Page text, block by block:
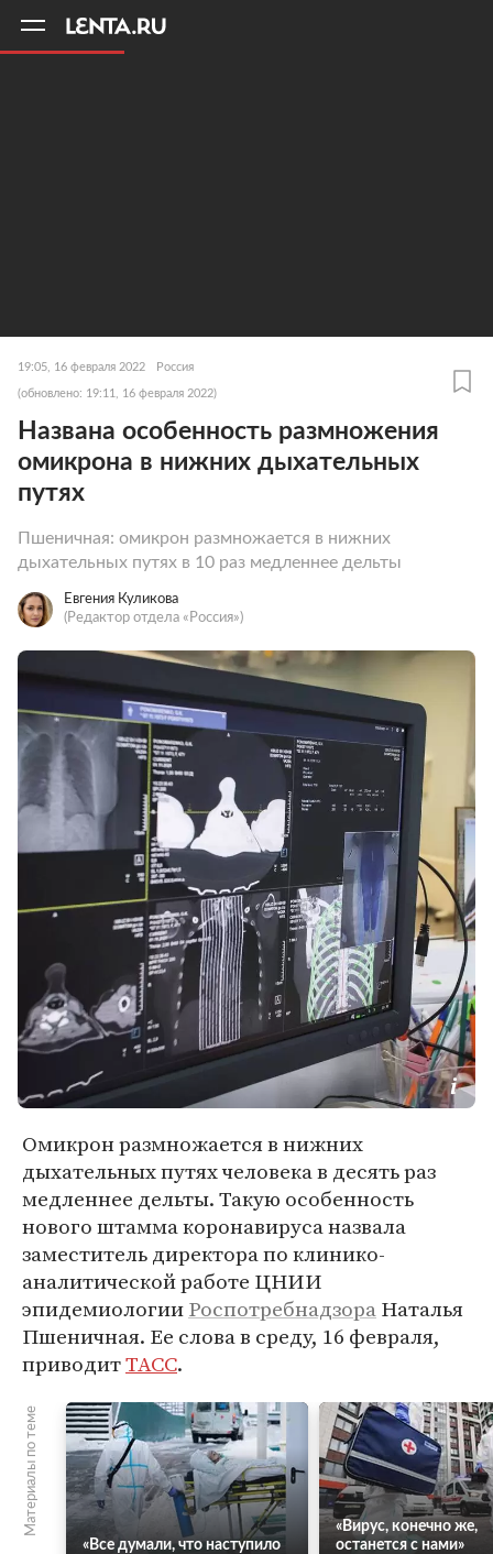
19:05, 16 февраля 2022 Россия
(обновлено: 19:11, 16 февраля 2022)
Названа особенность размножения
омикрона в нижних дыхательных
путях
Пшеничная: омикрон размножается в нижних
дыхательных путях в 10 раз медленнее дельты
Евгения Куликова
(Редактор отдела «Россия»)
Омикрон размножается в нижних
дыхательных путях человека в десять раз
медленнее дельты. Такую особенность
нового штамма коронавируса назвала
заместитель директора по клинико-
аналитической работе ЦНИИ
эпидемиологииРоспотребнадзораНаталья
Пшеничная. Ее слова в среду, 16 февраля,
приводитТАСС.
Материалы по теме
«Все думали, что наступило
«Вирус, конечно же,
останется с нами»